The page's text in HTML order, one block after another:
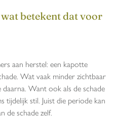
betekent dat voor
aan herstel: een kapotte
Wat vaak minder zichtbaar
Want ook als de schade
stil. Juist die periode kan
de schade zelf.